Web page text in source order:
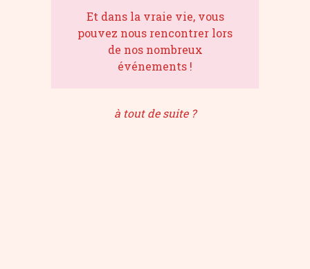
Et dans la vraie vie, vous
pouvez nous rencontrer lors
de nos nombreux
événements !
à tout de suite ?